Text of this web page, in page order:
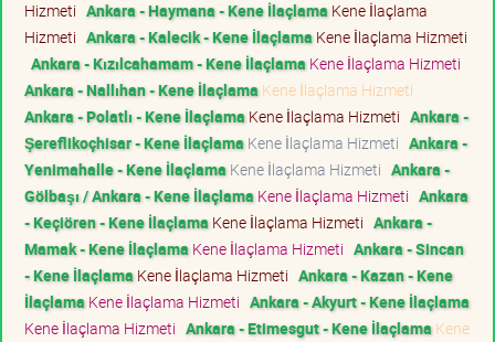
Hizmeti Ankara - Haymana - Kene İlaçlama Kene İlaçlama
Hizmeti Ankara - Kalecik - Kene İlaçlama Kene İlaçlama Hizmeti
Ankara - Kızılcahamam - Kene İlaçlama Kene İlaçlama Hizmeti
Ankara - Nallıhan - Kene İlaçlama Kene İlaçlama Hizmeti
Ankara - Polatlı - Kene İlaçlama Kene İlaçlama Hizmeti Ankara -
Şereflikoçhisar - Kene İlaçlama Kene İlaçlama Hizmeti Ankara -
Yenimahalle - Kene İlaçlama Kene İlaçlama Hizmeti Ankara -
Gölbaşı / Ankara - Kene İlaçlama Kene İlaçlama Hizmeti Ankara
- Keçiören - Kene İlaçlama Kene İlaçlama Hizmeti Ankara -
Mamak - Kene İlaçlama Kene İlaçlama Hizmeti Ankara - Sincan
- Kene İlaçlama Kene İlaçlama Hizmeti Ankara - Kazan - Kene
İlaçlama Kene İlaçlama Hizmeti Ankara - Akyurt - Kene İlaçlama
Kene İlaçlama Hizmeti Ankara - Etimesgut - Kene İlaçlama Kene